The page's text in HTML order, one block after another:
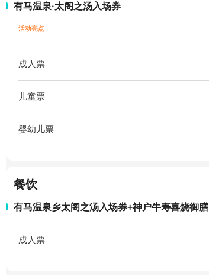
有马温泉·太阁之汤入场券
活动亮点
成人票
儿童票
婴幼儿票
餐饮
有马温泉乡太阁之汤入场券+神户牛寿喜烧御膳
成人票